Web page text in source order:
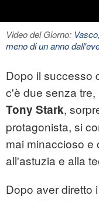
Video del Giorno:
meno di un anno
Dopo il successo
c'è due senza
Tony Stark,
protagonista, si
mai minaccioso e
all'astuzia e alla
Dopo aver diretto